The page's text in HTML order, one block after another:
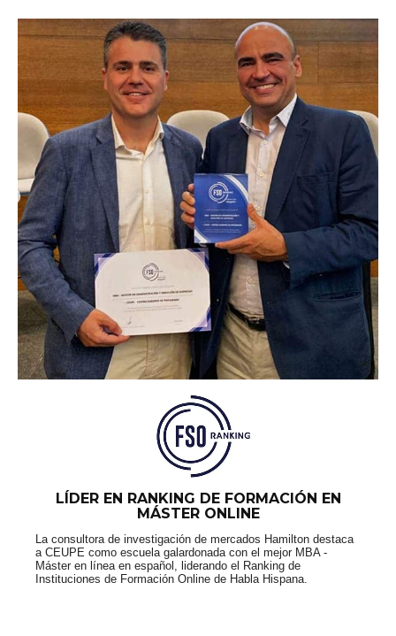
LÍDER EN RANKING DE FORMACIÓN EN
MÁSTER ONLINE
La consultora de investigación de mercados Hamilton destaca
a CEUPE como escuela galardonada con el mejor MBA -
Máster en línea en español, liderando el Ranking de
Instituciones de Formación Online de Habla Hispana.